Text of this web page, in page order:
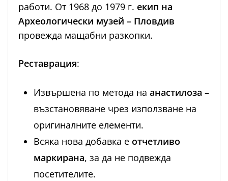
работи. От 1968 до 1979 г. екип на
Археологически музей – Пловдив
провежда мащабни разкопки.
Реставрация:
Извършена по метода на анастилоза –
възстановяване чрез използване на
оригиналните елементи.
Всяка нова добавка е отчетливо
маркирана, за да не подвежда
посетителите.